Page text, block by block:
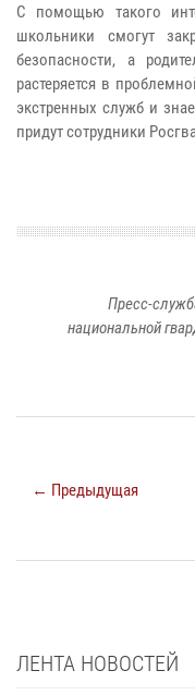
С помощью такого
школьники смогут
безопасности, а
растеряется в
экстренных служб и
придут сотрудники
Пресс-
национальной
← Предыдущая
ЛЕНТА НОВОСТЕЙ